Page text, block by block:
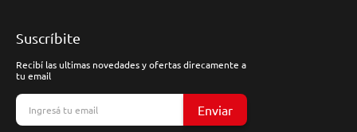
Suscríbite
Recibí las ultimas novedades y ofertas direcamente a
tu email
Enviar